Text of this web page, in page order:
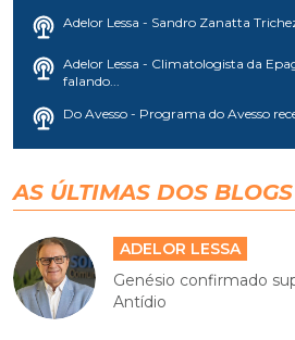
Adelor Lessa - Sandro Zanatta
Adelor Lessa - Climatologista da
falando...
Do Avesso - Programa do Avesso
AS ÚLTIMAS DOS BLOGS
ADELOR LESSA
Genésio confirmado
Antídio